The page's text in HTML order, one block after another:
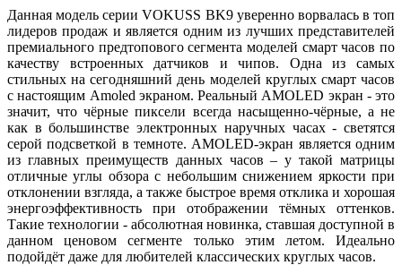
Данная модель серии VOKUSS BK9 уверенно ворвалась в топ
лидеров продаж и является одним из лучших представителей
премиального предтопового сегмента моделей смарт часов по
качеству встроенных датчиков и чипов. Одна из самых
стильных на сегодняшний день моделей круглых смарт часов
с настоящим Amoled экраном. Реальный AMOLED экран - это
значит, что чёрные пиксели всегда насыщенно-чёрные, а не
как в большинстве электронных наручных часах - светятся
серой подсветкой в темноте. AMOLED-экран является одним
из главных преимуществ данных часов – у такой матрицы
отличные углы обзора с небольшим снижением яркости при
отклонении взгляда, а также быстрое время отклика и хорошая
энергоэффективность при отображении тёмных оттенков.
Такие технологии - абсолютная новинка, ставшая доступной в
данном ценовом сегменте только этим летом. Идеально
подойдёт даже для любителей классических круглых часов.